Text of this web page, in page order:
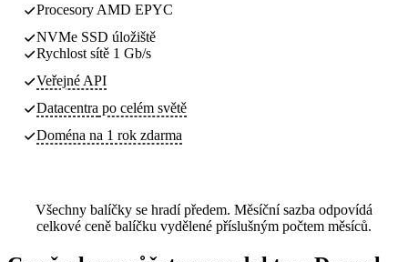
Procesory AMD EPYC
NVMe SSD úložiště
Rychlost sítě 1 Gb/s
Veřejné API
Datacentra po celém světě
Doména na 1 rok zdarma
Všechny balíčky se hradí předem. Měsíční sazba odpovídá
celkové ceně balíčku vydělené příslušným počtem měsíců.